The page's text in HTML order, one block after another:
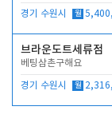
경기 수원시 월
브라운도트세류점
베팅삼촌구해요
경기 수원시 월